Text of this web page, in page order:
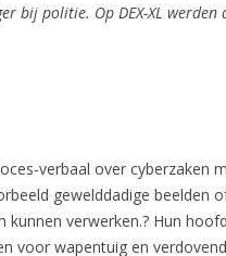
bij politie. Op DEX-XL werden
verbaal over cyberzaken
gewelddadige beelden
verwerken.? Hun
voor wapentuig en